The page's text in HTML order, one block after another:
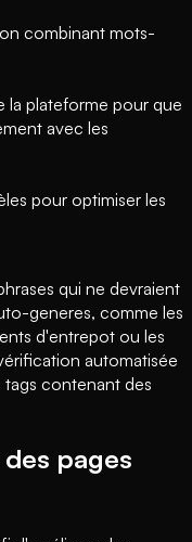
combinant mots-
la plateforme pour que
avec les
pour optimiser les
qui ne devraient
generes, comme les
d'entrepot ou les
automatisée
contenant des
pages